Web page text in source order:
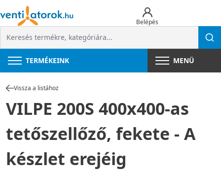
Belépés
TERMÉKEINK MENÜ
Vissza a listához
VILPE 200S 400x400-as
tetőszellőző, fekete - A
készlet erejéig